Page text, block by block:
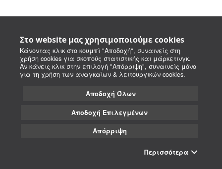
Στο website μας χρησιμοποιούμε cookies
Κάνοντας κλικ στο κουμπί "Αποδοχή", συναινείς στη
χρήση cookies για σκοπούς στατιστικής και μάρκετινγκ.
Αν κάνεις κλικ στην επιλογή "Απόρριψη", συναινείς μόνο
για τη χρήση των αναγκαίων & λειτουργικών cookies.
Αποδοχή Όλων
Αποδοχή Επιλεγμένων
Απόρριψη
Περισσότερα